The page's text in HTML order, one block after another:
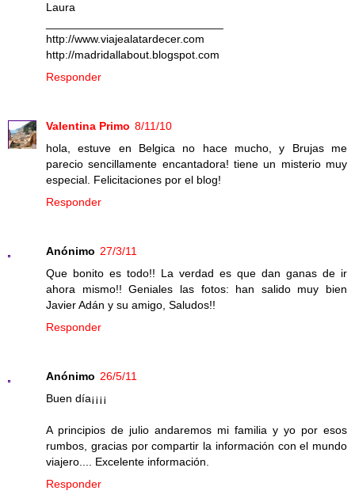
Laura
http://www.viajealatardecer.com
http://madridallabout.blogspot.com
Responder
Valentina Primo 8/11/10
hola, estuve en Belgica no hace mucho, y Brujas me
parecio sencillamente encantadora! tiene un misterio muy
especial. Felicitaciones por el blog!
Responder
Anónimo 27/3/11
Que bonito es todo!! La verdad es que dan ganas de ir
ahora mismo!! Geniales las fotos: han salido muy bien
Javier Adán y su amigo, Saludos!!
Responder
Anónimo 26/5/11
Buen día¡¡¡¡
A principios de julio andaremos mi familia y yo por esos
rumbos, gracias por compartir la información con el mundo
viajero.... Excelente información.
Responder